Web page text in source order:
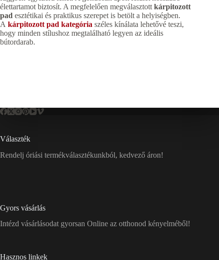
élettartamot biztosít. A megfelelően megválasztottkárpitozott
pad esztétikai és praktikus szerepet is betölt a helyiségben.
A kárpitozott pad kategória széles kínálata lehetővé teszi,
hogy minden stílushoz megtalálható legyen az ideális
bútordarab.
Választék
Rendelj óriási termékválasztékunkból, kedvező áron!
Gyors vásárlás
Intézd vásárlásodat gyorsan Online az otthonod kényelméből!
Hasznos linkek